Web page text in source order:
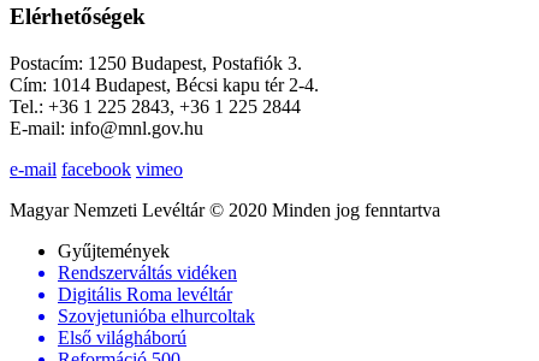
Elérhetőségek
Postacím: 1250 Budapest, Postafiók 3.
Cím: 1014 Budapest, Bécsi kapu tér 2-4.
Tel.: +36 1 225 2843, +36 1 225 2844
E-mail: info@mnl.gov.hu
e-mail facebook vimeo
Magyar Nemzeti Levéltár © 2020 Minden jog fenntartva
Gyűjtemények
Rendszerváltás vidéken
Digitális Roma levéltár
Szovjetunióba elhurcoltak
Első világháború